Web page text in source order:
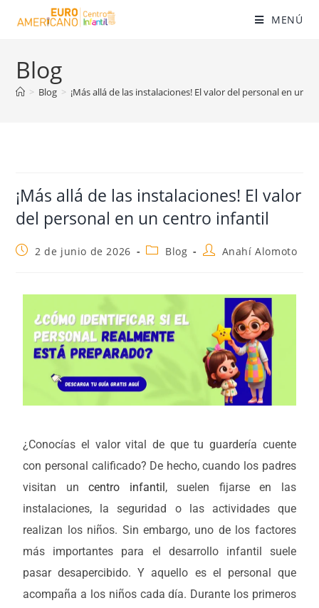
MENÚ
Blog
> Blog > ¡Más allá de las instalaciones! El valor del personal en un
¡Más allá de las instalaciones! El valor
del personal en un centro infantil
2 de junio de 2026 Blog Anahí Alomoto
¿Conocías el valor vital de que tu guardería cuente
con personal calificado? De hecho, cuando los padres
visitan uncentro infantil , suelen fijarse en las
instalaciones, la seguridad o las actividades que
realizan los niños. Sin embargo, uno de los factores
más importantes para el desarrollo infantil suele
pasar desapercibido. Y aquello es el personal que
acompaña a los niños cada día. Durante los primeros